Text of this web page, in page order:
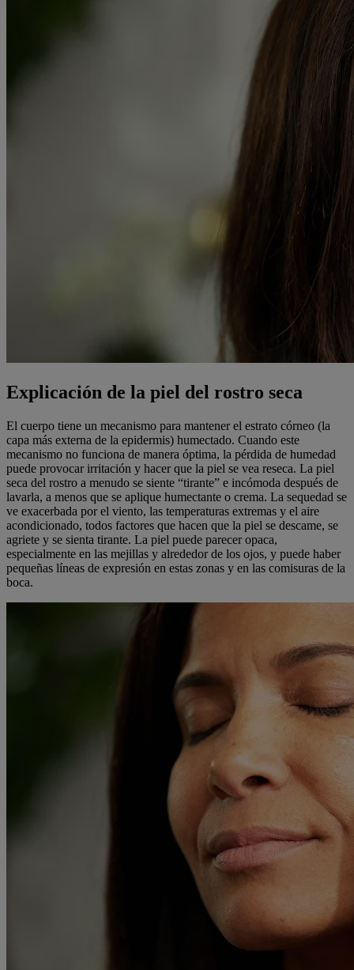
Explicación de la piel del rostro seca
El cuerpo tiene un mecanismo para mantener el estrato córneo (la
capa más externa de la epidermis) humectado. Cuando este
mecanismo no funciona de manera óptima, la pérdida de humedad
puede provocar irritación y hacer que la piel se vea reseca. La piel
seca del rostro a menudo se siente “tirante” e incómoda después de
lavarla, a menos que se aplique humectante o crema. La sequedad se
ve exacerbada por el viento, las temperaturas extremas y el aire
acondicionado, todos factores que hacen que la piel se descame, se
agriete y se sienta tirante. La piel puede parecer opaca,
especialmente en las mejillas y alrededor de los ojos, y puede haber
pequeñas líneas de expresión en estas zonas y en las comisuras de la
boca.